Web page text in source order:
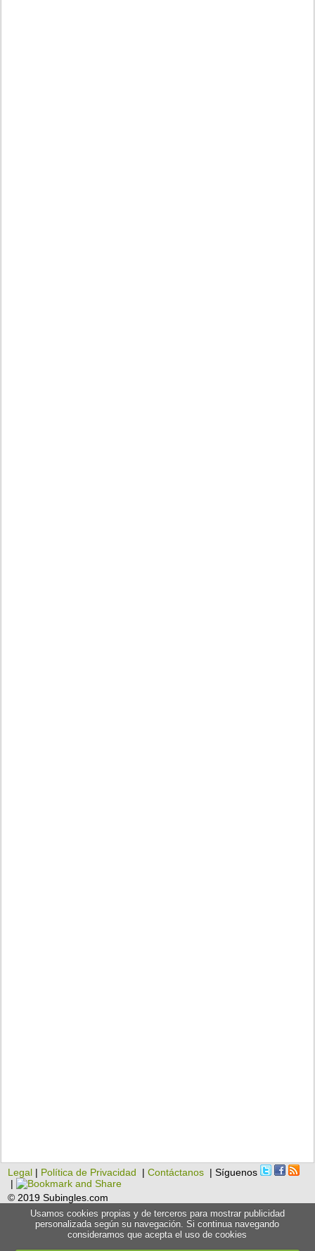
Legal | Política de Privacidad |Contáctanos | Síguenos
|
© 2019 Subingles.com
Usamos cookies propias y de terceros para mostrar publicidad
personalizada según su navegación. Si continua navegando
consideramos que acepta el uso de cookies